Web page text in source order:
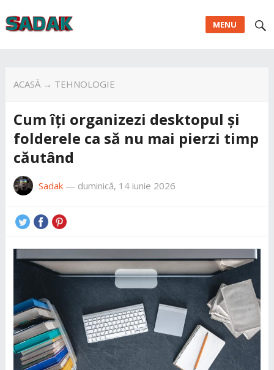
MENU
ACASĂ→ TEHNOLOGIE
Cum îți organizezi desktopul și
folderele ca să nu mai pierzi timp
căutând
Sadak— duminică, 14 iunie 2026